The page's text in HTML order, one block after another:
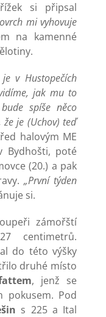
si připsal
mi vyhovuje
na kamenné
v Hustopečích
jak mu to
spíše něco
je (Uchov) teď
halovým ME
Bydhošti, poté
(20.) a pak
„První týden
si.
zámořští
centimetrů.
do této výšky
druhé místo
, jenž se
pokusem. Pod
s 225 a Ital